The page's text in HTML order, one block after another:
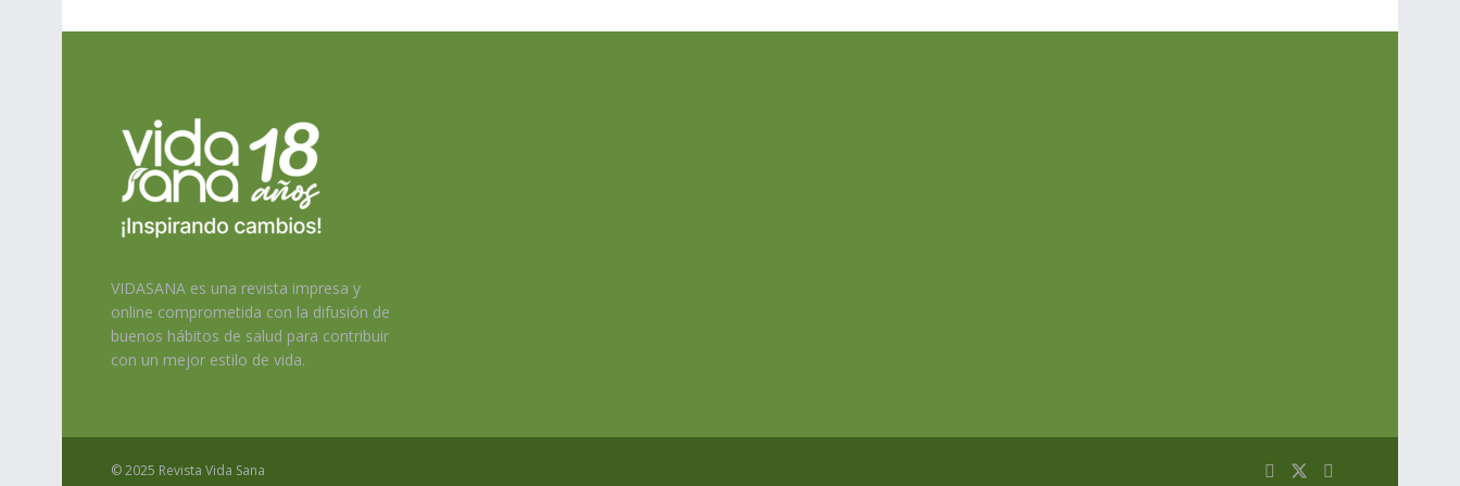
VIDASANA es una revista impresa y
online comprometida con la difusión de
buenos hábitos de salud para contribuir
con un mejor estilo de vida.
© 2025 Revista Vida Sana